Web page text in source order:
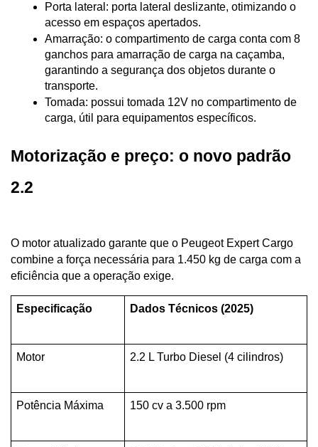
Porta lateral: porta lateral deslizante, otimizando o
acesso em espaços apertados.
Amarração: o compartimento de carga conta com 8
ganchos para amarração de carga na caçamba,
garantindo a segurança dos objetos durante o
transporte.
Tomada: possui tomada 12V no compartimento de
carga, útil para equipamentos específicos.
Motorização e preço: o novo padrão
2.2
O motor atualizado garante que o Peugeot Expert Cargo
combine a força necessária para 1.450 kg de carga com a
eficiência que a operação exige.
Especificação Dados Técnicos (2025)
Motor 2.2 L Turbo Diesel (4 cilindros)
Potência Máxima 150 cv a 3.500 rpm